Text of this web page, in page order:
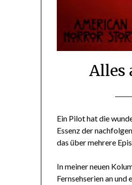
Alles
Ein Pilot hat die
Essenz der
das über mehrere
In meiner neuen
Fernsehserien an